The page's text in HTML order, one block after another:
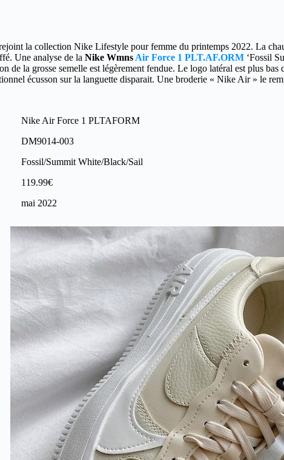
la collection Nike Lifestyle pour femme du printemps 2022. La
Une analyse de la Nike Wmns Air Force 1 PLT.AF.ORM ‘Fossil
de la grosse semelle est légèrement fendue. Le logo latéral est plus
écusson sur la languette disparait. Une broderie « Nike Air » le
Nike Air Force 1 PLTAFORM
DM9014-003
Fossil/Summit White/Black/Sail
119.99€
mai 2022